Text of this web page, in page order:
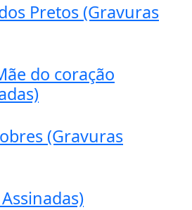
Pretos (Gravuras
do coração
(Gravuras